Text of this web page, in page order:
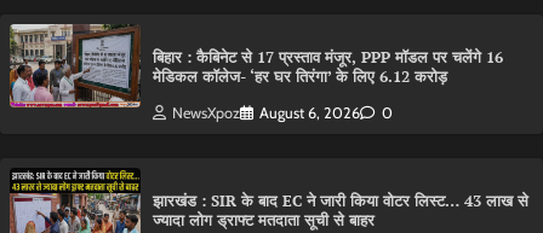
बिहार : कैबिनेट से 17 प्रस्ताव मंजूर, PPP मॉडल पर चलेंगे 16
मेडिकल कॉलेज- ‘हर घर तिरंगा’ के लिए 6.12 करोड़
NewsXpoz August 6, 2026 0
झारखंड : SIR के बाद EC ने जारी किया वोटर लिस्ट… 43 लाख से
ज्यादा लोग ड्राफ्ट मतदाता सूची से बाहर